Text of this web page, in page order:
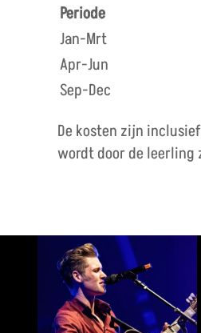
Periode
Jan-Mrt
Apr-Jun
Sep-Dec
De kosten zijn
wordt door de leerling